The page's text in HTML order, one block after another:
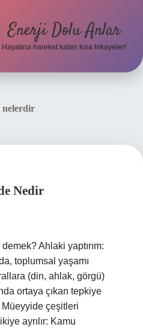
Enerji Dolu Anlar
Hayatına hareket katan kısa hikayeler!
nelerdir
Nedir
Ahlaki yaptırım:
toplumsal yaşamı
(din, ahlak, görgü)
ortaya çıkan tepkiye
Müeyyide çeşitleri
ayrılır: Kamu